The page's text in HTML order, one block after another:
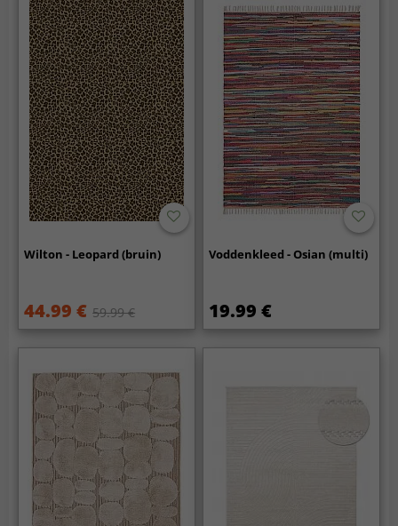
Wilton - Leopard (bruin)
44.99 € 59.99 €
Voddenkleed - Osian (multi)
19.99 €